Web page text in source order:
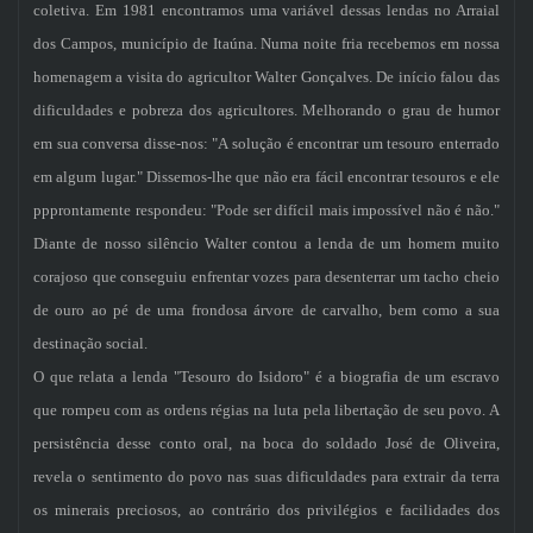
coletiva. Em 1981 encontramos uma variável dessas lendas no Arraial
dos Campos, município de Itaúna. Numa noite fria recebemos em nossa
homenagem a visita do agricultor Walter Gonçalves. De início falou das
dificuldades e pobreza dos agricultores. Melhorando o grau de humor
em sua conversa disse-nos: "A solução é encontrar um tesouro enterrado
em algum lugar." Dissemos-lhe que não era fácil encontrar tesouros e ele
ppprontamente respondeu: "Pode ser difícil mais impossível não é não."
Diante de nosso silêncio Walter contou a lenda de um homem muito
corajoso que conseguiu enfrentar vozes para desenterrar um tacho cheio
de ouro ao pé de uma frondosa árvore de carvalho, bem como a sua
destinação social.
O que relata a lenda "Tesouro do Isidoro" é a biografia de um escravo
que rompeu com as ordens régias na luta pela libertação de seu povo. A
persistência desse conto oral, na boca do soldado José de Oliveira,
revela o sentimento do povo nas suas dificuldades para extrair da terra
os minerais preciosos, ao contrário dos privilégios e facilidades dos